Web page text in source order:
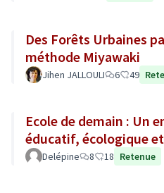
Des Forêts Urbaines
méthode Miyawaki
Jihen JALLOULI 6 49
Ecole de demain : Un
éducatif, écologique
Delépine 8 18 Retenue